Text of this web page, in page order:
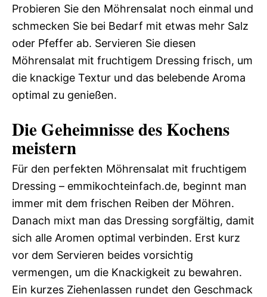
Probieren Sie den Möhrensalat noch einmal und
schmecken Sie bei Bedarf mit etwas mehr Salz
oder Pfeffer ab. Servieren Sie diesen
Möhrensalat mit fruchtigem Dressing frisch, um
die knackige Textur und das belebende Aroma
optimal zu genießen.
Die Geheimnisse des Kochens
meistern
Für den perfekten Möhrensalat mit fruchtigem
Dressing – emmikochteinfach.de, beginnt man
immer mit dem frischen Reiben der Möhren.
Danach mixt man das Dressing sorgfältig, damit
sich alle Aromen optimal verbinden. Erst kurz
vor dem Servieren beides vorsichtig
vermengen, um die Knackigkeit zu bewahren.
Ein kurzes Ziehenlassen rundet den Geschmack